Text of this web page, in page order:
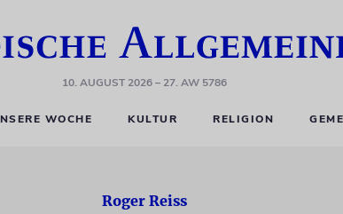
10. AUGUST 2026– 27. AW 5786
WOCHE KULTUR RELIGION
Roger Reiss